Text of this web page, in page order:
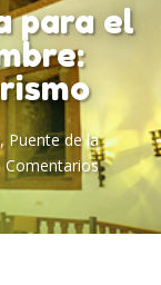
para el
, Puente de la
Comentarios